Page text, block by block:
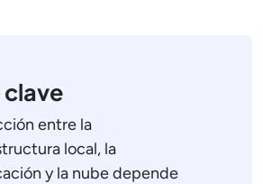
clave
entre la
local, la
y la nube depende